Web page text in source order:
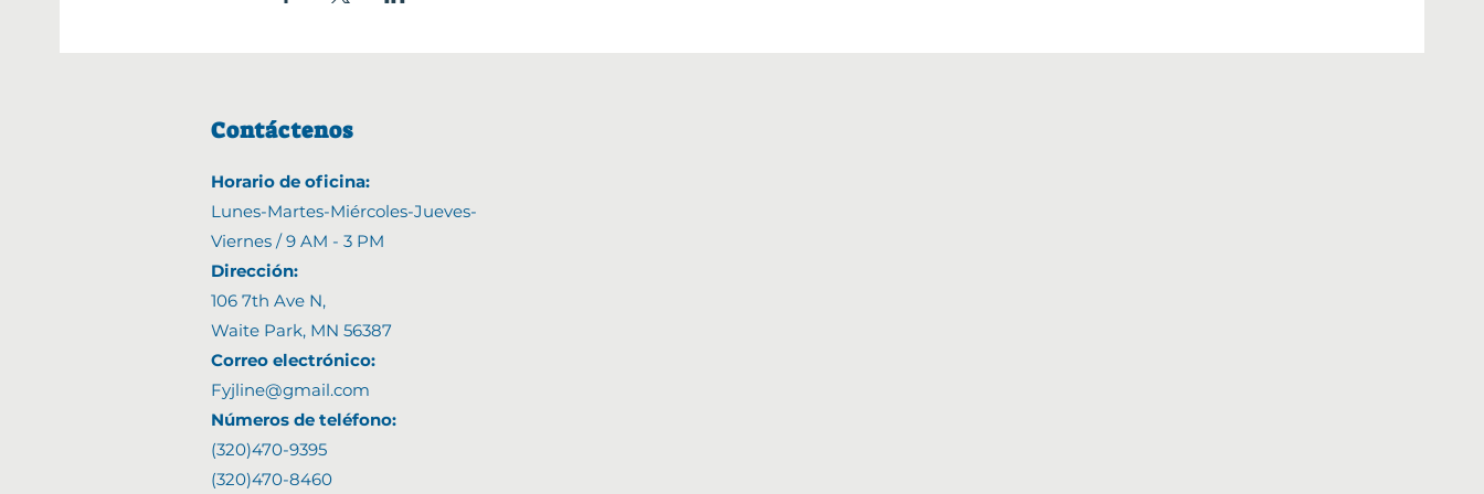
Contáctenos
Horario de oficina:
Lunes-Martes-Miércoles-Jueves-
Viernes /9 AM - 3 PM
Dirección:
106 7th Ave N,
Waite Park, MN 56387
Correo electrónico:
Fyjline@gmail.com
Números de teléfono:
(320)470-9395
(320)470-8460